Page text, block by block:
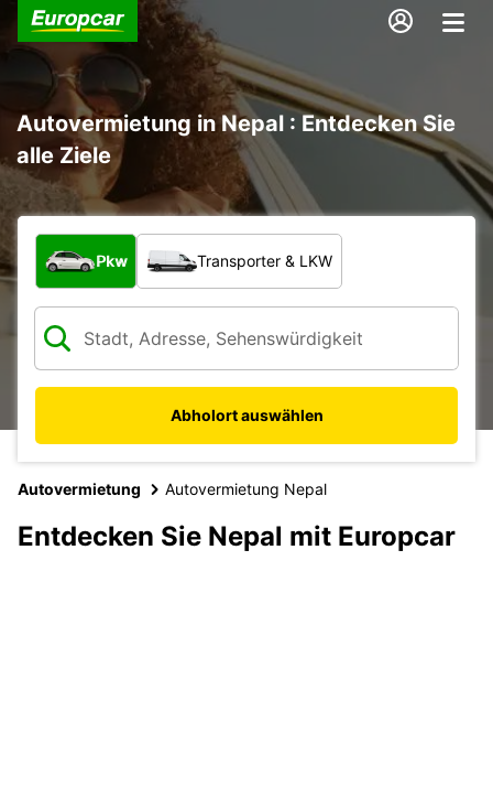
Autovermietung in Nepal : Entdecken Sie
alle Ziele
Welche Art von Fahrzeug?
Pkw Transporter & LKW
Abholort auswählen
Autovermietung Autovermietung Nepal
Entdecken Sie Nepal mit Europcar